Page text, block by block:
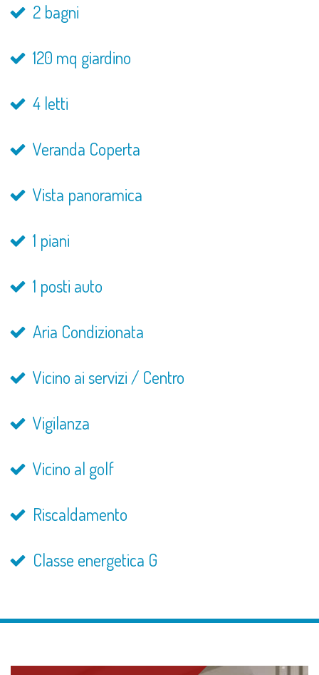
2 bagni
120 mq giardino
4 letti
Veranda Coperta
Vista panoramica
1 piani
1 posti auto
Aria Condizionata
Vicino ai servizi / Centro
Vigilanza
Vicino al golf
Riscaldamento
Classe energetica G